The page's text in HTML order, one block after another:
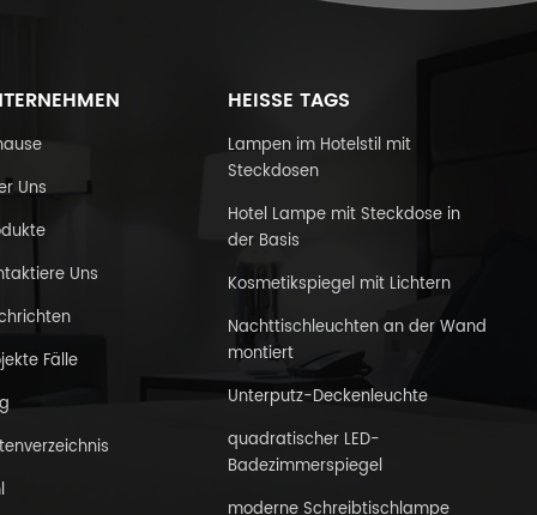
Uns
Uns
Fälle
HEISSE TAGS
Lampen im Hotelstil mit
Steckdosen
Hotel Lampe mit Steckdose in
der Basis
Kosmetikspiegel mit Lichtern
Nachttischleuchten an der Wand
montiert
Unterputz-Deckenleuchte
quadratischer LED-
Badezimmerspiegel
moderne Schreibtischlampe